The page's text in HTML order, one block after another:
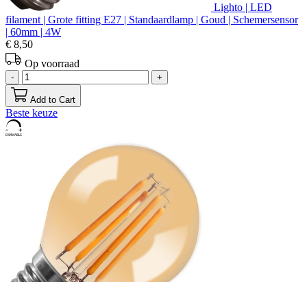
Lighto | LED
filament | Grote fitting E27 | Standaardlamp | Goud | Schemersensor
| 60mm | 4W
€ 8,50
Op voorraad
- +
Add to Cart
Beste keuze